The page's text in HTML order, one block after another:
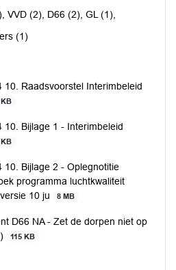
VVD (2), D66 (2), GL (1),
(1)
10. Raadsvoorstel Interimbeleid
KB
10. Bijlage 1 - Interimbeleid
KB
10. Bijlage 2 - Oplegnotitie
programma luchtkwaliteit
10 ju
8 MB
D66 NA - Zet de dorpen niet op
115 KB